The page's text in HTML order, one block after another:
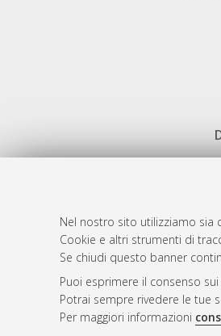
Nel nostro sito utilizziamo sia
Cookie e altri strumenti di
Se chiudi questo banner
Puoi esprimere il consenso
Potrai sempre rivedere le tue
Per maggiori informazioni
Atom
Rss 1.0
Rss 2.0